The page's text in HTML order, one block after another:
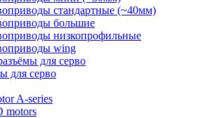
стандартные (~40мм)
большие
низкопрофильные
wing
для серво
для серво
A-series